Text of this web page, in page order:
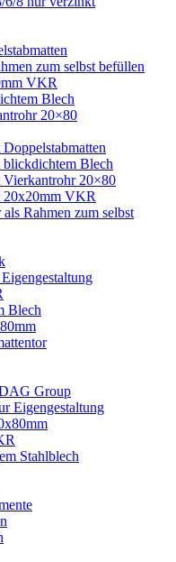
zum selbst befüllen
VKR
Blech
20×80
Blech
20×80
VKR
Rahmen zum selbst
Blech
Group
Eigengestaltung
Stahlblech